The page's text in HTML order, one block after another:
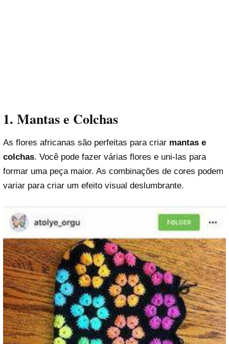
1. Mantas e Colchas
As flores africanas são perfeitas para criar mantas e
colchas. Você pode fazer várias flores e uni-las para
formar uma peça maior. As combinações de cores podem
variar para criar um efeito visual deslumbrante.